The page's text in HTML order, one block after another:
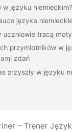
w języku niemieckim?
języka
uczniowie tracą
przymiotników w
zdań
przyszły w języku
– Trener